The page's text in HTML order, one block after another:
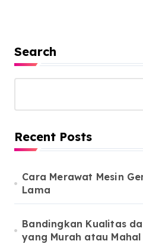
Search
Recent Posts
Cara Merawat Mesin
Lama
Bandingkan Kualitas
yang Murah atau Mahal